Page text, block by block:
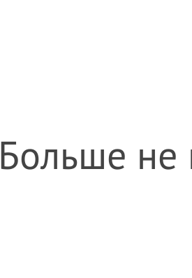
Больше не